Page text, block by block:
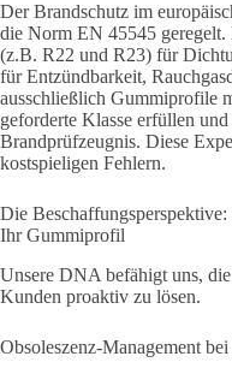
Der Brandschutz im
die Norm EN 45545
(z.B. R22 und R23) für
für Entzündbarkeit,
ausschließlich Gummiprofile
geforderte Klasse erfüllen
Brandprüfzeugnis. Diese
kostspieligen Fehlern.
Die
Ihr Gummiprofil
Unsere DNA befähigt uns,
Kunden proaktiv zu lösen.
Obsoleszenz-Management